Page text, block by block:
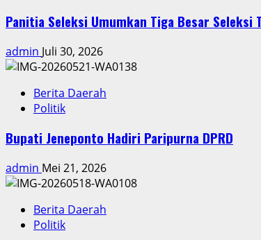
Panitia Seleksi Umumkan Tiga Besar
admin Juli 30, 2026
Berita Daerah
Politik
Bupati Jeneponto Hadiri Paripurna DPRD
admin Mei 21, 2026
Berita Daerah
Politik